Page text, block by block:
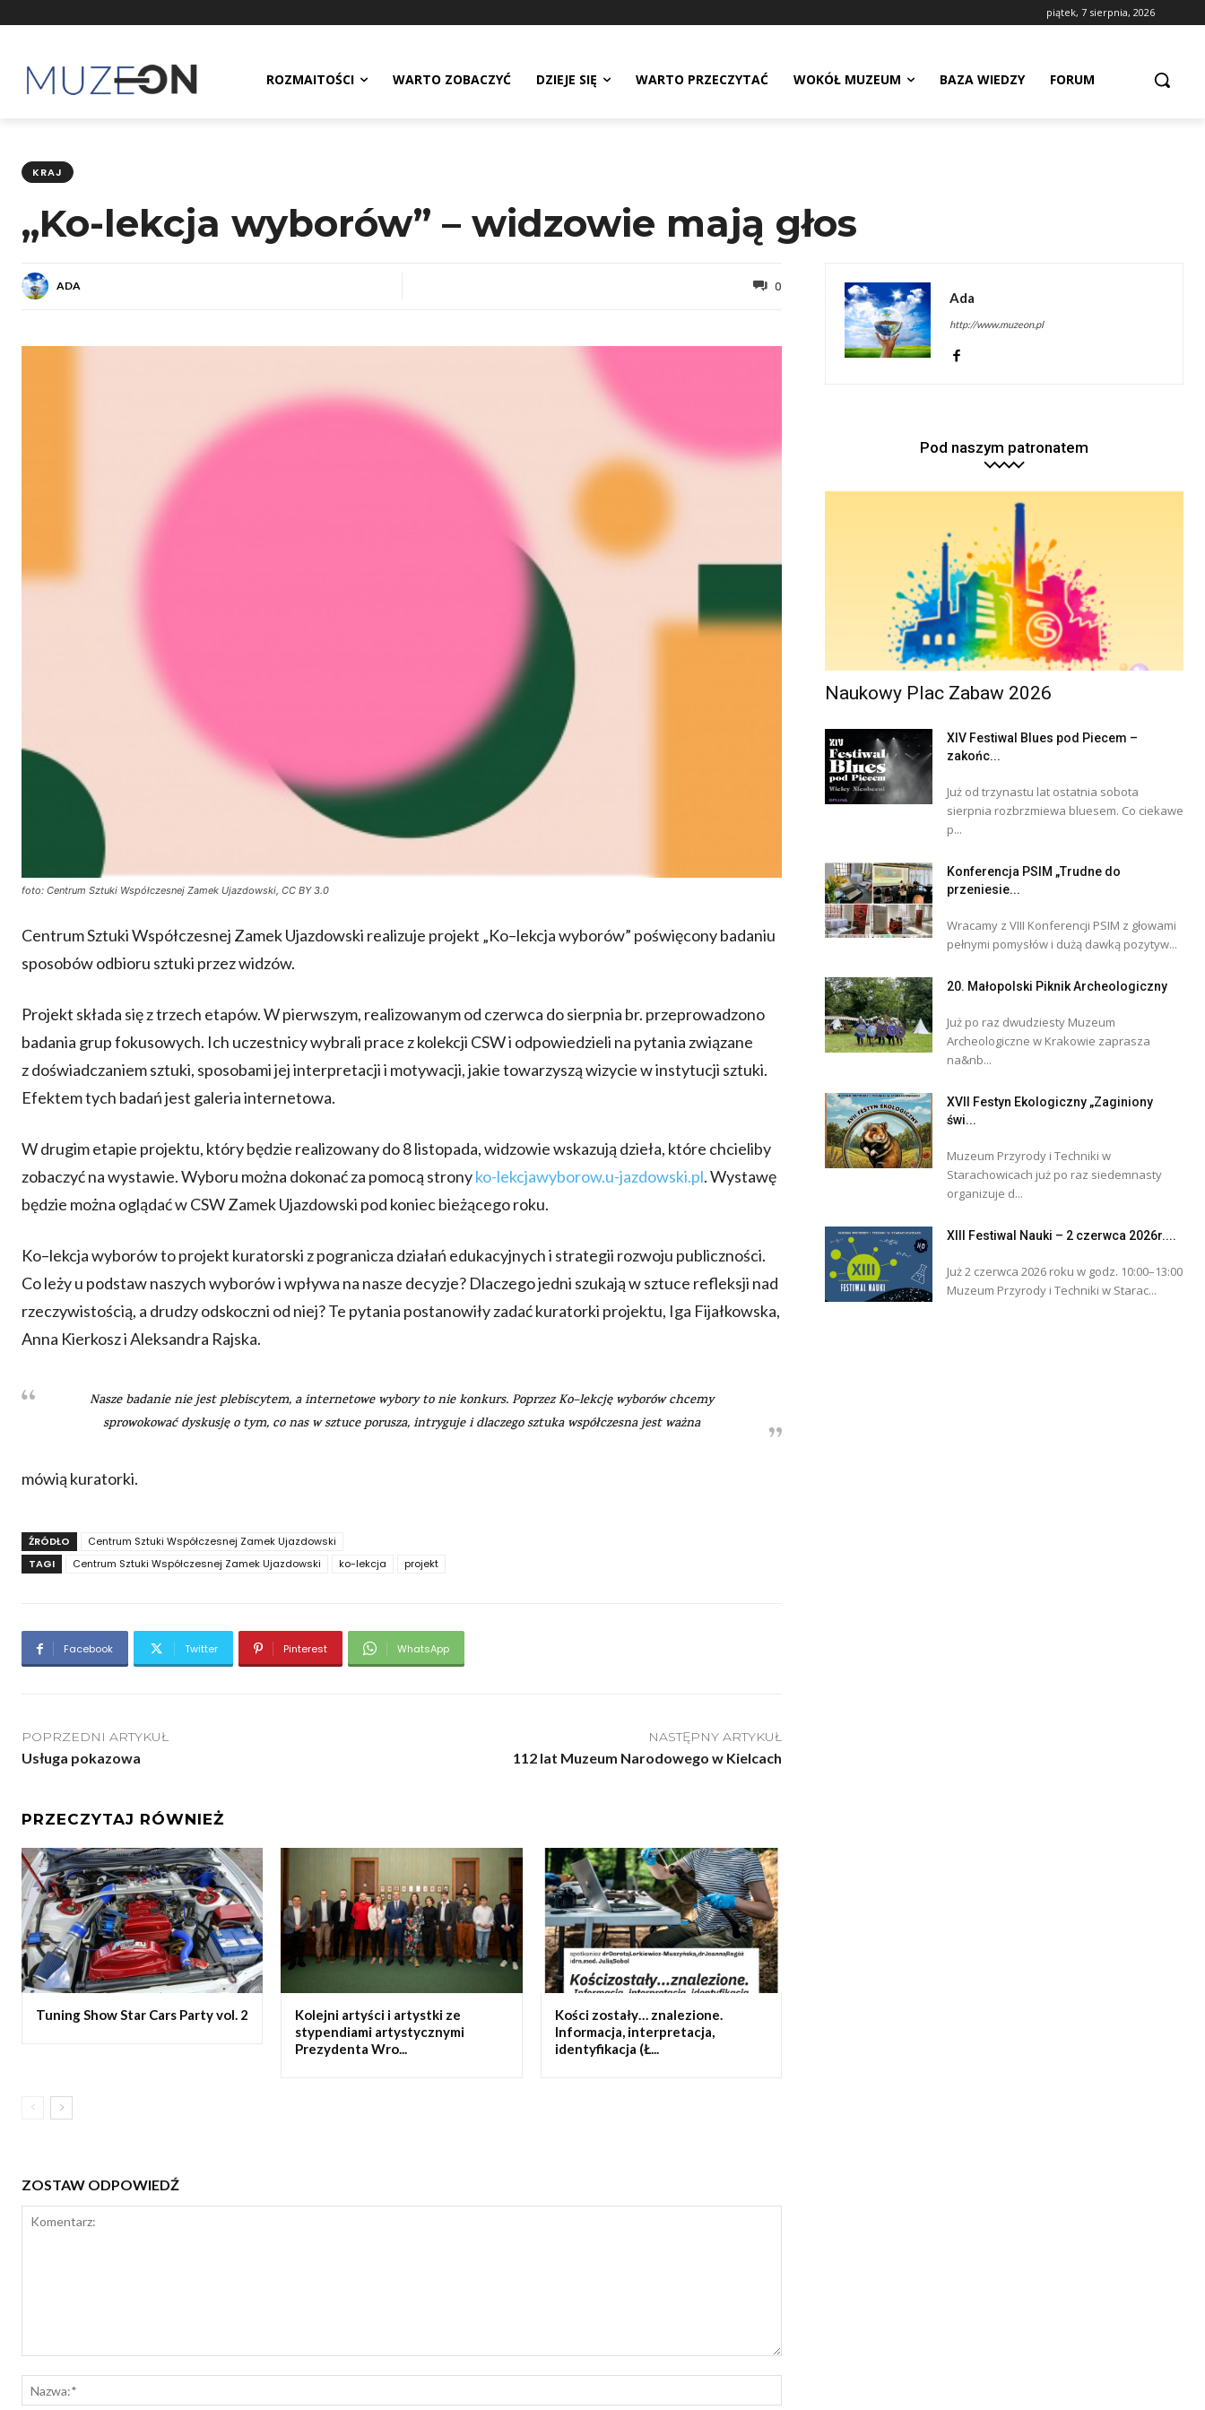
piątek, 7 sierpnia, 2026
ROZMAITOŚCI WARTO ZOBACZYĆ DZIEJE SIĘ WARTO PRZECZYTAĆ WOKÓŁ MUZEUM BAZA WIEDZY FORUM
KRAJ
„Ko-lekcja wyborów” – widzowie mają głos
ADA 0
foto: Centrum Sztuki Współczesnej Zamek Ujazdowski, CC BY 3.0
Centrum Sztuki Współczesnej Zamek Ujazdowski realizuje projekt „Ko–lekcja wyborów” poświęcony badaniu
sposobów odbioru sztuki przez widzów.
Projekt składa się z trzech etapów. W pierwszym, realizowanym od czerwca do sierpnia br. przeprowadzono
badania grup fokusowych. Ich uczestnicy wybrali prace z kolekcji CSW i odpowiedzieli na pytania związane
z doświadczaniem sztuki, sposobami jej interpretacji i motywacji, jakie towarzyszą wizycie w instytucji sztuki.
Efektem tych badań jest galeria internetowa.
W drugim etapie projektu, który będzie realizowany do 8 listopada, widzowie wskazują dzieła, które chcieliby
zobaczyć na wystawie. Wyboru można dokonać za pomocą stronyko-lekcjawyborow.u-jazdowski.pl. Wystawę
będzie można oglądać w CSW Zamek Ujazdowski pod koniec bieżącego roku.
Ko–lekcja wyborów to projekt kuratorski z pogranicza działań edukacyjnych i strategii rozwoju publiczności.
Co leży u podstaw naszych wyborów i wpływa na nasze decyzje? Dlaczego jedni szukają w sztuce refleksji nad
rzeczywistością, a drudzy odskoczni od niej? Te pytania postanowiły zadać kuratorki projektu, Iga Fijałkowska,
Anna Kierkosz i Aleksandra Rajska.
Nasze badanie nie jest plebiscytem, a internetowe wybory to nie konkurs. Poprzez Ko–lekcję wyborów chcemy
sprowokować dyskusję o tym, co nas w sztuce porusza, intryguje i dlaczego sztuka współczesna jest ważna
mówią kuratorki.
ŹRÓDŁO
Centrum Sztuki Współczesnej Zamek Ujazdowski
TAGI
Centrum Sztuki Współczesnej Zamek Ujazdowski ko-lekcja projekt
Facebook Twitter Pinterest WhatsApp
POPRZEDNI ARTYKUŁ
Usługa pokazowa
NASTĘPNY ARTYKUŁ
112 lat Muzeum Narodowego w Kielcach
PRZECZYTAJ RÓWNIEŻ
Tuning Show Star Cars Party vol. 2
Kolejni artyści i artystki ze
stypendiami artystycznymi
Prezydenta Wro...
Kości zostały… znalezione.
Informacja, interpretacja,
identyfikacja (Ł...
ZOSTAW ODPOWIEDŹ
Ada
http://www.muzeon.pl
Pod naszym patronatem
Naukowy Plac Zabaw 2026
XIV Festiwal Blues pod Piecem –
zakońc...
Już od trzynastu lat ostatnia sobota
sierpnia rozbrzmiewa bluesem. Co ciekawe
p...
Konferencja PSIM „Trudne do
przeniesie...
Wracamy z VIII Konferencji PSIM z głowami
pełnymi pomysłów i dużą dawką pozytyw...
20. Małopolski Piknik Archeologiczny
Już po raz dwudziesty Muzeum
Archeologiczne w Krakowie zaprasza
na&nb...
XVII Festyn Ekologiczny „Zaginiony
świ...
Muzeum Przyrody i Techniki w
Starachowicach już po raz siedemnasty
organizuje d...
XIII Festiwal Nauki – 2 czerwca 2026r....
Już 2 czerwca 2026 roku w godz. 10:00–13:00
Muzeum Przyrody i Techniki w Starac...